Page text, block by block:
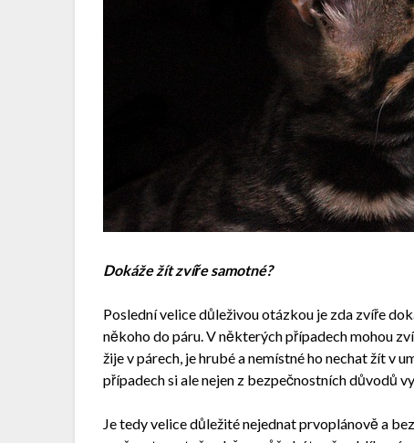
Dokáže žít zvíře samotné?
Poslední velice důleživou otázkou je zda zvíře
někoho do páru. V některých případech mohou
žije v párech, je hrubé a nemístné ho nechat žít v
případech si ale nejen z bezpečnostních důvodů
Je tedy velice důležité nejednat prvoplánově a